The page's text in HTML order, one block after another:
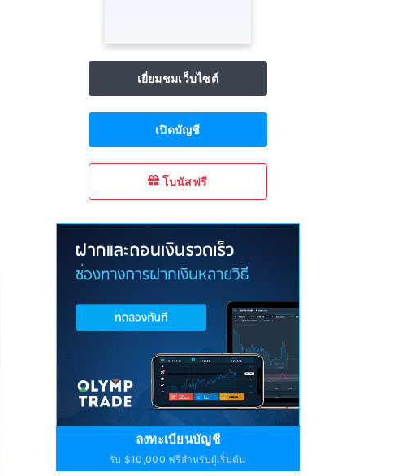
เยี่ยมชมเว็บไซต์
เปิดบัญชี
โบนัสฟรี
ลงทะเบียนบัญชี
รับ $10,000 ฟรีสำหรับผู้เริ่มต้น